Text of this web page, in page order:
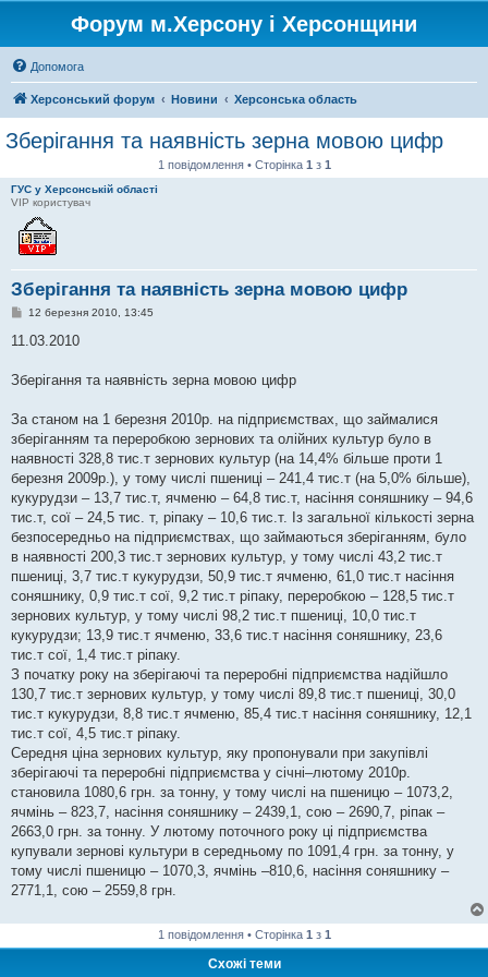
Форум м.Херсону і Херсонщини
Допомога
Херсонський форум Новини Херсонська область
Зберігання та наявність зерна мовою цифр
1 повідомлення • Сторінка 1 з 1
ГУС у Херсонській області
VIP користувач
Зберігання та наявність зерна мовою цифр
П
о
е
н
я
12 березня 2010, 13:45
11.03.2010
Зберігання та наявність зерна мовою цифр
За станом на 1 березня 2010р. на підприємствах, що займалися
зберіганням та переробкою зернових та олійних культур було в
наявності 328,8 тис.т зернових культур (на 14,4% більше проти 1
березня 2009р.), у тому числі пшениці – 241,4 тис.т (на 5,0% більше),
кукурудзи – 13,7 тис.т, ячменю – 64,8 тис.т, насіння соняшнику – 94,6
тис.т, сої – 24,5 тис. т, ріпаку – 10,6 тис.т. Із загальної кількості зерна
безпосередньо на підприємствах, що займаються зберіганням, було
в наявності 200,3 тис.т зернових культур, у тому числі 43,2 тис.т
пшениці, 3,7 тис.т кукурудзи, 50,9 тис.т ячменю, 61,0 тис.т насіння
соняшнику, 0,9 тис.т сої, 9,2 тис.т ріпаку, переробкою – 128,5 тис.т
зернових культур, у тому числі 98,2 тис.т пшениці, 10,0 тис.т
кукурудзи; 13,9 тис.т ячменю, 33,6 тис.т насіння соняшнику, 23,6
тис.т сої, 1,4 тис.т ріпаку.
З початку року на зберігаючі та переробні підприємства надійшло
130,7 тис.т зернових культур, у тому числі 89,8 тис.т пшениці, 30,0
тис.т кукурудзи, 8,8 тис.т ячменю, 85,4 тис.т насіння соняшнику, 12,1
тис.т сої, 4,5 тис.т ріпаку.
Середня ціна зернових культур, яку пропонували при закупівлі
зберігаючі та переробні підприємства у січні–лютому 2010р.
становила 1080,6 грн. за тонну, у тому числі на пшеницю – 1073,2,
ячмінь – 823,7, насіння соняшнику – 2439,1, сою – 2690,7, ріпак –
2663,0 грн. за тонну. У лютому поточного року ці підприємства
купували зернові культури в середньому по 1091,4 грн. за тонну, у
тому числі пшеницю – 1070,3, ячмінь –810,6, насіння соняшнику –
2771,1, сою – 2559,8 грн.
1 повідомлення • Сторінка 1 з 1
Схожі теми